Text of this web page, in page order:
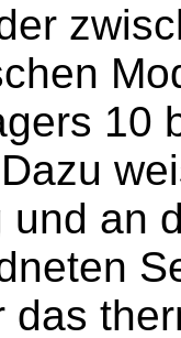
10
an
das